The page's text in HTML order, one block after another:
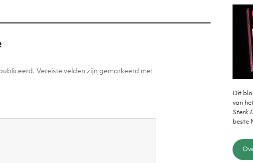
Vereiste velden zijn gemarkeerd met
Dit
van
Sterk
beste